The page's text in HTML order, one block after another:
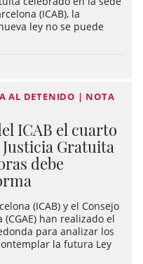
(ICAB), la
ley no se puede
AL DETENIDO | NOTA
ICAB el cuarto
Gratuita
debe
(ICAB) y el Consejo
han realizado el
para analizar los
la futura Ley